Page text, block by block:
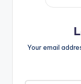
Your email